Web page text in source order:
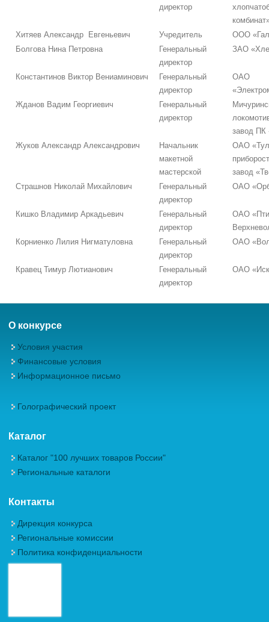
директор
Хитяев Александр Евгеньевич
Учредитель
ООО
Болгова Нина Петровна
Генеральный
директор
ЗАО
Константинов Виктор Вениаминович
Генеральный
директор
ОАО
Жданов Вадим Георгиевич
Генеральный
директор
завод ПК
Жуков Александр Александрович
Начальник
макетной
мастерской
ОАО
завод
Страшнов Николай Михайлович
Генеральный
директор
ОАО
Кишко Владимир Аркадьевич
Генеральный
директор
ОАО
Корниенко Лилия Нигматуловна
Генеральный
директор
ОАО
Кравец Тимур Лютианович
Генеральный
директор
ОАО
О конкурсе
Условия участия
Финансовые условия
Информационное письмо
Голографический проект
Каталог
Каталог "100 лучших товаров России"
Региональные каталоги
Контакты
Дирекция конкурса
Региональные комиссии
Политика конфиденциальности